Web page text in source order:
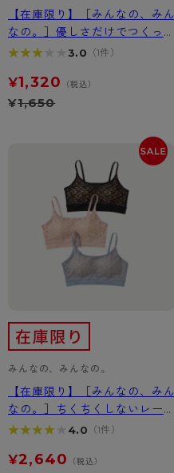
【在庫限り】［みんなの、みん
なの。］優しさだけでつくった
パンツ
★★★★★
★★★★★ 3.0 （1件）
¥1,320 （税込）
¥1,650
みんなの、みんなの。
【在庫限り】［みんなの、みん
なの。］ちくちくしないレース
ブラ
★★★★★
★★★★★ 4.0 （1件）
¥2,640 （税込）